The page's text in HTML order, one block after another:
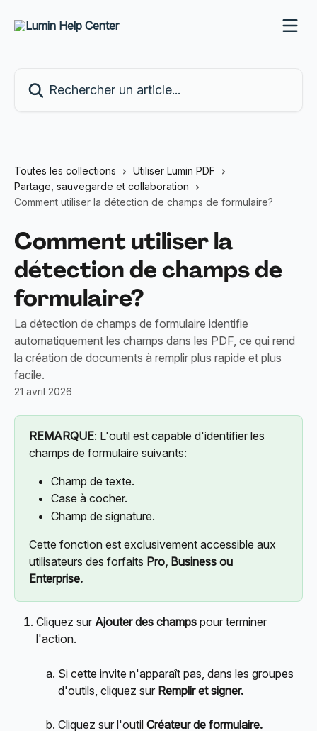
Toutes les collections
Utiliser Lumin PDF
Partage, sauvegarde et collaboration
Comment utiliser la détection de champs de formulaire?
Comment utiliser la
détection de champs de
formulaire?
La détection de champs de formulaire identifie
automatiquement les champs dans les PDF, ce qui rend
la création de documents à remplir plus rapide et plus
facile.
21 avril 2026
REMARQUE: L'outil est capable d'identifier les
champs de formulaire suivants:
Champ de texte.
Case à cocher.
Champ de signature.
Cette fonction est exclusivement accessible aux
utilisateurs des forfaits Pro, Business ou
Enterprise.
Cliquez sur Ajouter des champs pour terminer
l'action.
Si cette invite n'apparaît pas, dans les groupes
d'outils, cliquez sur Remplir et signer.
Cliquez sur l'outil Créateur de formulaire.